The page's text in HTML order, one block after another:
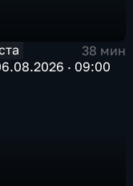
38 мин
· 09:00